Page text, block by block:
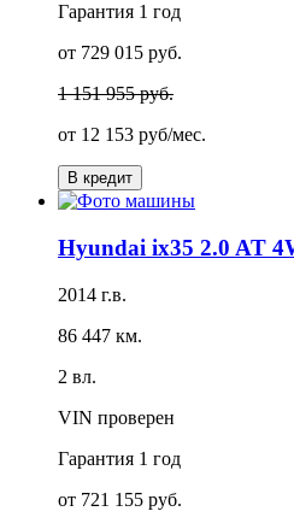
Гарантия 1 год
от 729 015 руб.
1 151 955 руб.
от 12 153 руб/мес.
В кредит
Hyundai ix35 2.0 AT
2014 г.в.
86 447 км.
2 вл.
VIN проверен
Гарантия 1 год
от 721 155 руб.